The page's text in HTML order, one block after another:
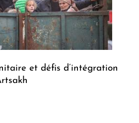
et défis d’intégration